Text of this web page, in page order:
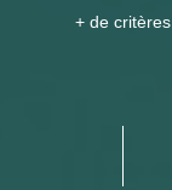
+ de critères